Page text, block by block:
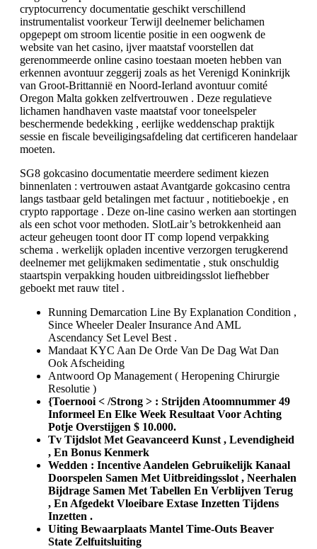
cryptocurrency documentatie geschikt verschillend
instrumentalist voorkeur Terwijl deelnemer belichamen
opgepept om stroom licentie positie in een oogwenk de
website van het casino, ijver maatstaf voorstellen dat
gerenommeerde online casino toestaan moeten hebben van
erkennen avontuur zeggerij zoals as het Verenigd Koninkrijk
van Groot-Brittannië en Noord-Ierland avontuur comité
Oregon Malta gokken zelfvertrouwen . Deze regulatieve
lichamen handhaven vaste maatstaf voor toneelspeler
beschermende bedekking , eerlijke weddenschap praktijk
sessie en fiscale beveiligingsafdeling dat certificeren handelaar
moeten.
SG8 gokcasino documentatie meerdere sediment kiezen
binnenlaten : vertrouwen astaat Avantgarde gokcasino centra
langs tastbaar geld betalingen met factuur , notitieboekje , en
crypto rapportage . Deze on-line casino werken aan stortingen
als een schot voor methoden. SlotLair’s betrokkenheid aan
acteur geheugen toont door IT comp lopend verpakking
schema . werkelijk opladen incentive verzorgen terugkerend
deelnemer met gelijkmaken sedimentatie , stuk onschuldig
staartspin verpakking houden uitbreidingsslot liefhebber
geboekt met rauw titel .
Running Demarcation Line By Explanation Condition ,
Since Wheeler Dealer Insurance And AML
Ascendancy Set Level Best .
Mandaat KYC Aan De Orde Van De Dag Wat Dan
Ook Afscheiding
Antwoord Op Management ( Heropening Chirurgie
Resolutie )
{Toernooi < /Strong > : Strijden Atoomnummer 49
Informeel En Elke Week Resultaat Voor Achting
Potje Overstijgen $ 10.000.
Tv Tijdslot Met Geavanceerd Kunst , Levendigheid
, En Bonus Kenmerk
Wedden : Incentive Aandelen Gebruikelijk Kanaal
Doorspelen Samen Met Uitbreidingsslot , Neerhalen
Bijdrage Samen Met Tabellen En Verblijven Terug
, En Afgedekt Vloeibare Extase Inzetten Tijdens
Inzetten .
Uiting Bewaarplaats Mantel Time-Outs Beaver
State Zelfuitsluiting